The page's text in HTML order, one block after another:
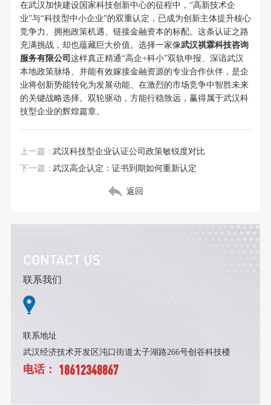
在武汉加快建设国家科技创新中心的征程中，“高新技术企
业”与“科技型中小企业”的双重认定，已成为创新主体提升核心
竞争力、拥抱政策机遇、链接金融资本的标配。这条认证之路
充满挑战，却也蕴藏巨大价值。选择一家像武汉祺霖科技咨询
服务有限公司 这样真正精通“高企+科小”双轨申报、深谙武汉
本地政策脉络、并能有效嫁接金融资源的专业合作伙伴，是企
业将创新势能转化为发展动能、在激烈的市场竞争中智胜未来
的关键战略选择。双轮驱动，方能行稳致远，赢得属于武汉科
技型企业的辉煌篇章。
上一篇：武汉科技型企业认证公司政策敏锐度对比
下一篇：武汉高企认定：证书到期如何重新认定
返回
CONTACT US
联系我们
联系地址
武汉经济技术开发区沌口街道太子湖路266号创谷科技楼
电话： 18612348867